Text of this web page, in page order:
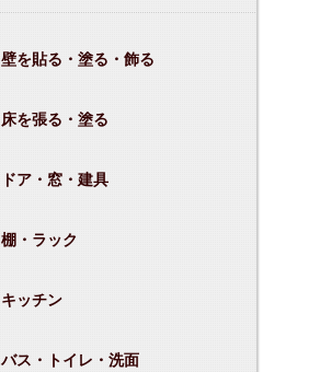
壁を貼る・塗る・飾る
床を張る・塗る
ドア・窓・建具
棚・ラック
キッチン
バス・トイレ・洗面